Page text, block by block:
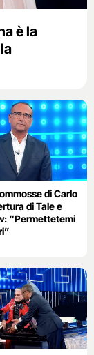
è la
di Carlo
di Tale e
“Permettetemi